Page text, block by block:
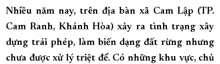
CHUNG TAY CẢI CÁCH HÀNH CHÍNH
XÂY DỰNG NÔNG THÔN MỚI LỊCH CẮT ĐIỆN
TÀU - XE - MÁY BAY
KỶ NIỆM 370 NĂM XÂY DỰNG VÀ PHÁT TRIỂN TỈNH KHÁNH HÒA
Nhiều năm nay, trên địa bàn xã Cam Lập (TP.
Cam Ranh, Khánh Hòa) xảy ra tình trạng xây
dựng trái phép, làm biến dạng đất rừng nhưng
chưa được xử lý triệt để. Có những khu vực, chủ